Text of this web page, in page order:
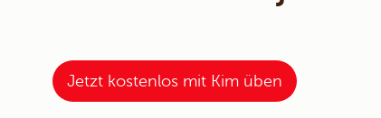
Jetzt kostenlos mit Kim üben